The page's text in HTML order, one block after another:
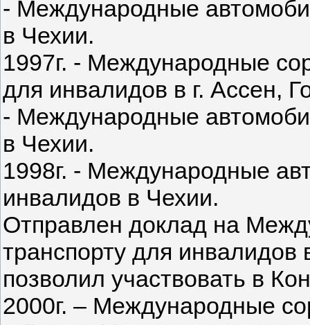
- Международные
в Чехии.
1997г. - Международные
для инвалидов в г. Ассен,
- Международные
в Чехии.
1998г. - Международные
инвалидов в Чехии.
Отправлен доклад на
транспорту для
позволил участвовать в
2000г. – Международные